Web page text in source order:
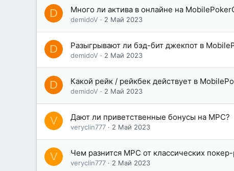
D Много ли актива в онлайне на
demidoV 2 Май 2023
D Разыгрывают ли бэд-бит джекпот в
demidoV 2 Май 2023
D Какой рейк / рейкбек действует в
demidoV 2 Май 2023
V Дают ли приветственные бонусы на MPC?
veryclin777 2 Май 2023
V Чем разнится MPC от классических
veryclin777 2 Май 2023